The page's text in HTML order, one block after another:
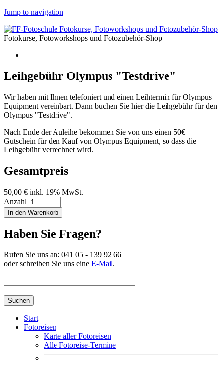
Jump to navigation
Fotokurse, Fotoworkshops und Fotozubehör-Shop
Leihgebühr Olympus "Testdrive"
Wir haben mit Ihnen telefoniert und einen Leihtermin für Olympus
Equipment vereinbart. Dann buchen Sie hier die Leihgebühr für den
Olympus "Testdrive".
Nach Ende der Auleihe bekommen Sie von uns einen 50€
Gutschein für den Kauf von Olympus Equipment, so dass die
Leihgebühr verrechnet wird.
Gesamtpreis
50,00 € inkl. 19% MwSt.
Anzahl
Haben Sie Fragen?
Rufen Sie uns an: 041 05 - 139 92 66
oder schreiben Sie uns eine E-Mail.
Start
Fotoreisen
Karte aller Fotoreisen
Alle Fotoreise-Termine